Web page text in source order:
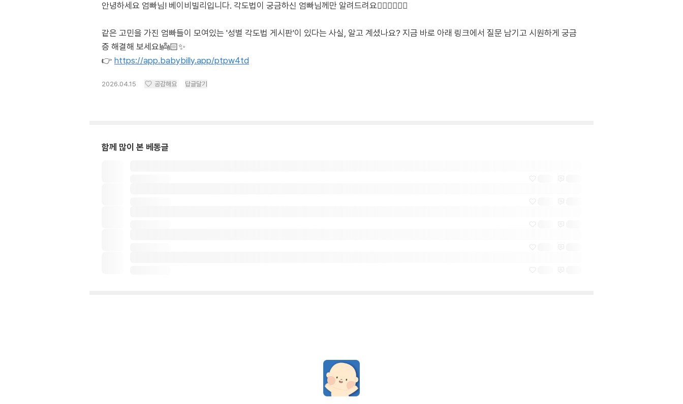
안녕하세요 엄빠님! 베이비빌리입니다. 각도법이 궁금하신 엄빠님께만 알려드려요🙋🏻‍♀️🙋🏻‍♂️
같은 고민을 가진 엄빠들이 모여있는 '성별 각도법 게시판'이 있다는 사실, 알고 계셨나요? 지금 바로 아래 링크에서 질문 남기고 시원하게 궁금
증 해결해 보세요!👼🏻✨
👉 https://app.babybilly.app/ptpw4td
2026.04.15 공감해요 답글달기
함께 많이 본 베동글